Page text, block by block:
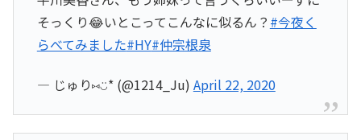
そっくり😂いとこってこんなに似るん？ #今夜く
らべてみました#HY#仲宗根泉
— じゅり⑅◡̈* (@1214_Ju) April 22, 2020